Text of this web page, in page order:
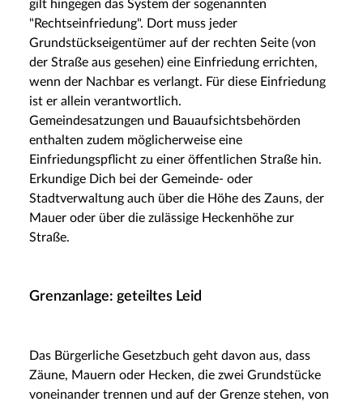
gilt hingegen das System der sogenannten
"Rechtseinfriedung". Dort muss jeder
Grundstückseigentümer auf der rechten Seite (von
der Straße aus gesehen) eine Einfriedung errichten,
wenn der Nachbar es verlangt. Für diese Einfriedung
ist er allein verantwortlich.
Gemeindesatzungen und Bauaufsichtsbehörden
enthalten zudem möglicherweise eine
Einfriedungspflicht zu einer öffentlichen Straße hin.
Erkundige Dich bei der Gemeinde- oder
Stadtverwaltung auch über die Höhe des Zauns, der
Mauer oder über die zulässige Heckenhöhe zur
Straße.
Grenzanlage: geteiltes Leid
Das Bürgerliche Gesetzbuch geht davon aus, dass
Zäune, Mauern oder Hecken, die zwei Grundstücke
voneinander trennen und auf der Grenze stehen, von